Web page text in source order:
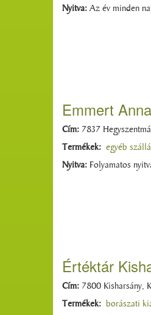
Nyitva: Az év minden
Emmert
Cím: 7837
Termékek: egyéb
Nyitva: Folyamatos
Értéktár
Cím: 7800 Kisharsány,
Termékek: borászati